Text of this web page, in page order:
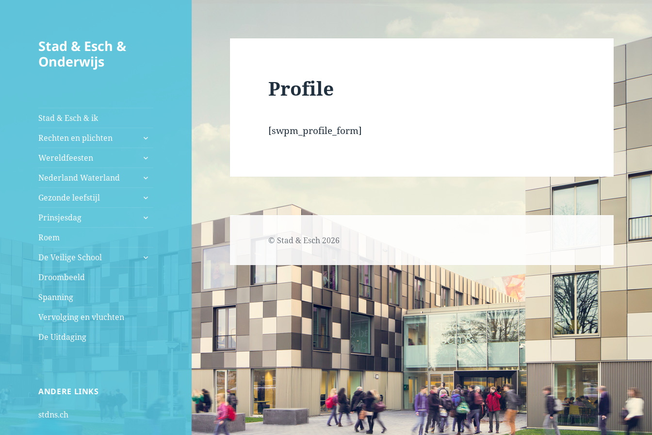
Stad & Esch &
Onderwijs
Stad & Esch & ik
Rechten en plichten
submenu
Wereldfeesten
submenu
Nederland Waterland
submenu
Gezonde leefstijl
submenu
Prinsjesdag
submenu
Roem
De Veilige School
submenu
uitvouwen
Droombeeld
Spanning
Vervolging en vluchten
De Uitdaging
ANDERE LINKS
stdns.ch
Profile
[swpm_profile_form]
© Stad & Esch2026